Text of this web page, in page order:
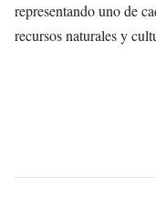
representando uno de
recursos naturales y